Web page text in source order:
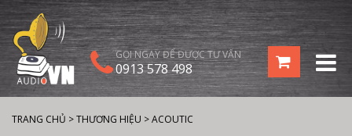
GỌI NGAY ĐỂ ĐƯỢC TƯ VẤN
0913 578 498
TRANG CHỦ >THƯƠNG HIỆU >ACOUTIC